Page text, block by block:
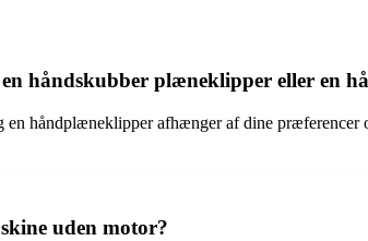
håndskubber plæneklipper eller en
håndplæneklipper afhænger af dine
uden motor?